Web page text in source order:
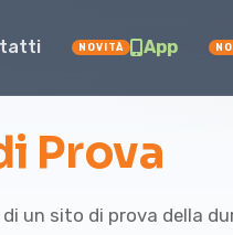
NOVITÀ App
Prova
un sito di prova della